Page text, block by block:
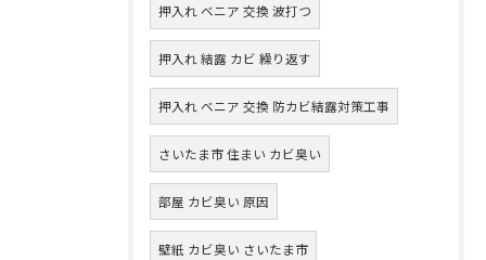
押入れ ベニア 交換 波打つ
押入れ 結露 カビ 繰り返す
押入れ ベニア 交換 防カビ結露対策工事
さいたま市 住まい カビ臭い
部屋 カビ臭い 原因
壁紙 カビ臭い さいたま市